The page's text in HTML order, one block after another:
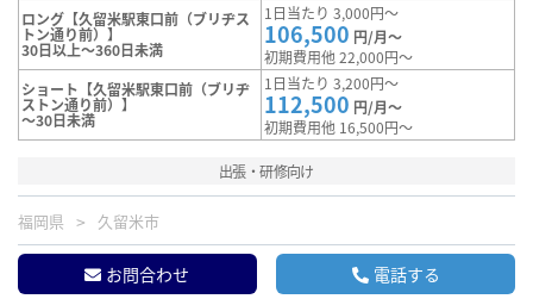
ロング【久留米駅東口前（ブリヂス
トン通り前）】
30日以上～360日未満
1日当たり 3,000円～
106,500 円/月～
初期費用他 22,000円～
ショート【久留米駅東口前（ブリヂ
ストン通り前）】
～30日未満
1日当たり 3,200円～
112,500 円/月～
初期費用他 16,500円～
出張・研修向け
福岡県 久留米市
お問合わせ 電話する